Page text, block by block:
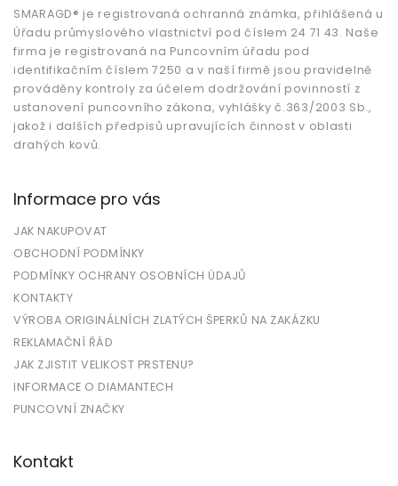
SMARAGD® je registrovaná ochranná známka, přihlášená u
Úřadu průmyslového vlastnictví pod číslem 24 71 43. Naše
firma je registrovaná na Puncovním úřadu pod
identifikačním číslem 7250 a v naší firmě jsou pravidelně
prováděny kontroly za účelem dodržování povinností z
ustanovení puncovního zákona, vyhlášky č.363/2003 Sb.,
jakož i dalších předpisů upravujících činnost v oblasti
drahých kovů.
Informace pro vás
JAK NAKUPOVAT
OBCHODNÍ PODMÍNKY
PODMÍNKY OCHRANY OSOBNÍCH ÚDAJŮ
KONTAKTY
VÝROBA ORIGINÁLNÍCH ZLATÝCH ŠPERKŮ NA ZAKÁZKU
REKLAMAČNÍ ŘÁD
JAK ZJISTIT VELIKOST PRSTENU?
INFORMACE O DIAMANTECH
PUNCOVNÍ ZNAČKY
Kontakt